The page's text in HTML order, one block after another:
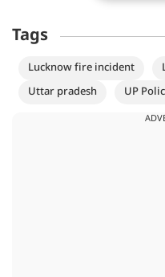
Tags
Lucknow fire incident
Uttar pradesh
UP